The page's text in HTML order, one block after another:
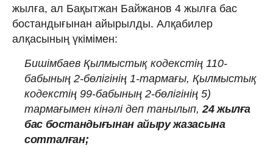
жылға, ал Бақытжан Байжанов 4 жылға бас
бостандығынан айырылды. Алқабилер
алқасының үкімімен:
Бишімбаев Қылмыстық кодекстің 110-
бабының 2-бөлігінің 1-тармағы, Қылмыстық
кодекстің 99-бабының 2-бөлігінің 5)
тармағымен кінәлі деп танылып, 24 жылға
бас бостандығынан айыру жазасына
сотталған;